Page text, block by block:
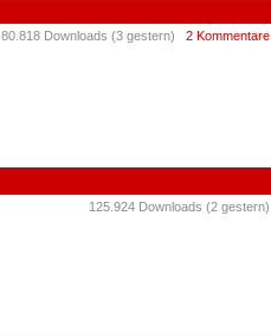
80.818 Downloads (3 gestern) 2 Kommentare
125.924 Downloads (2 gestern)